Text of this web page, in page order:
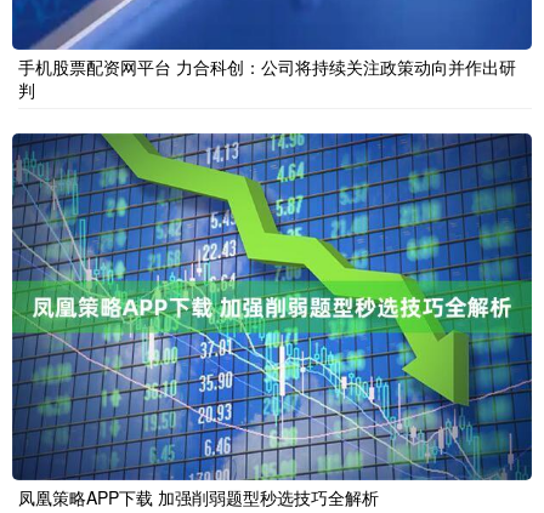
手机股票配资网平台 力合科创：公司将持续关注政策动向并作出研
判
凤凰策略APP下载 加强削弱题型秒选技巧全解析